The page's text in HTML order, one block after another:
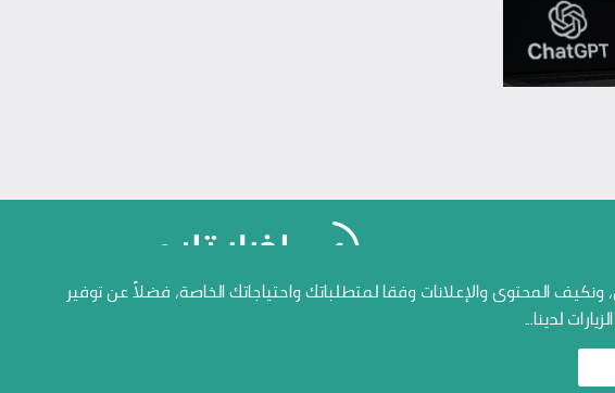
المحتوى والإعلانات وفقا لمتطلباتك واحتياجاتك الخاصة، فضلاً عن توفير
لدينا...